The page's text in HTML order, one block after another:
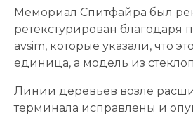
Мемориал Спитфайра был
ретекстурирован благодаря
avsim, которые указали, что
единица, а модель из
Линии деревьев возле
терминала исправлены и